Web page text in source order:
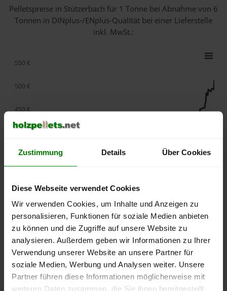
Zustimmung Details Über Cookies
Diese Webseite verwendet Cookies
Wir verwenden Cookies, um Inhalte und Anzeigen zu
personalisieren, Funktionen für soziale Medien anbieten
zu können und die Zugriffe auf unsere Website zu
analysieren. Außerdem geben wir Informationen zu Ihrer
Verwendung unserer Website an unsere Partner für
soziale Medien, Werbung und Analysen weiter. Unsere
Partner führen diese Informationen möglicherweise mit
weiteren Daten zusammen, die Sie ihnen bereitgestellt
Pelletspreise in Stützerbach für 1 Tonne bei Abnahmevon 6
Tonnen in DINplus-/ENplus-Qualität bei einer Lieferstelle
inkl. MwSt.:
lose Ware
2025
2026
2026
250 €
350 €
450 €
500 €
550 €
Die aktuelle Preisentwicklung für Holzpellets in Deutschland
können Sie jederzeit auf unsererPelletspreise-Seite
nachvollziehen.